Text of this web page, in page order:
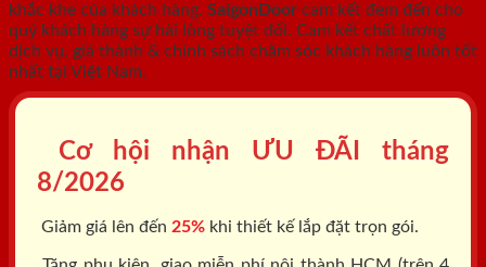
khắc khe của khách hàng. SaigonDoor cam kết đem đến cho
quý khách hàng sự hài lòng tuyệt đối. Cam kết chất lượng
dịch vụ, giá thành & chính sách chăm sóc khách hàng luôn tốt
nhất tại Việt Nam.
Cơ hội nhận ƯU ĐÃI tháng
8/2026
Giảm giá lên đến 25% khi thiết kế lắp đặt trọn gói.